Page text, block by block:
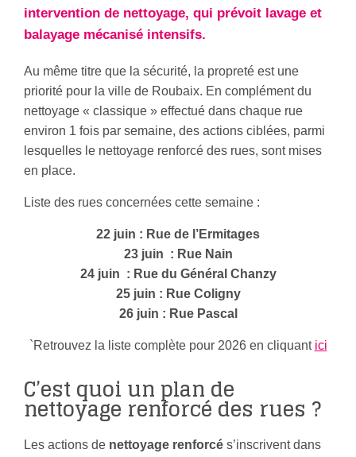
intervention de nettoyage, qui prévoit lavage et
balayage mécanisé intensifs.
Au même titre que la sécurité, la propreté est une
priorité pour la ville de Roubaix. En complément du
nettoyage « classique » effectué dans chaque rue
environ 1 fois par semaine, des actions ciblées, parmi
lesquelles le nettoyage renforcé des rues, sont mises
en place.
Liste des rues concernées cette semaine :
22 juin : Rue de l’Ermitages
23 juin : Rue Nain
24 juin : Rue du Général Chanzy
25 juin : Rue Coligny
26 juin : Rue Pascal
`Retrouvez la liste complète pour 2026 en cliquant ici
C’est quoi un plan de
nettoyage renforcé des rues ?
Les actions de nettoyage renforcé s’inscrivent dans